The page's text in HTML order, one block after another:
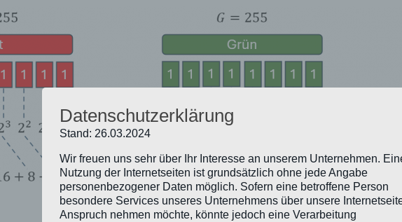
Datenschutzerklärung
Stand: 26.03.2024
Wir freuen uns sehr über Ihr Interesse an unserem Unternehmen.
Nutzung der Internetseiten ist grundsätzlich ohne jede Angabe
personenbezogener Daten möglich. Sofern eine betroffene Person
besondere Services unseres Unternehmens über unsere
Anspruch nehmen möchte, könnte jedoch eine Verarbeitung